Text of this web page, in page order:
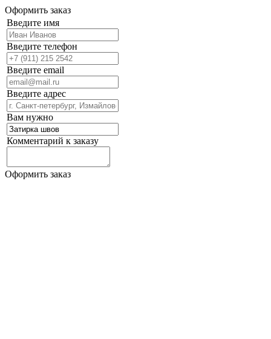
Оформить заказ
Введите имя
Введите телефон
Введите email
Введите адрес
Вам нужно
Комментарий к заказу
Оформить заказ